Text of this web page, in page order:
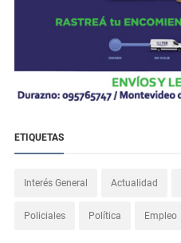
ETIQUETAS
Interés General Actualidad
Policiales Política Empleo